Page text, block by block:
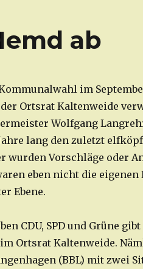
ab
im
Ortsrat Kaltenweide
Wolfgang
lang den zuletzt
Vorschläge oder
eben nicht die eigenen
Ebene.
CDU, SPD und Grüne
Ortsrat Kaltenweide.
(BBL) mit zwei